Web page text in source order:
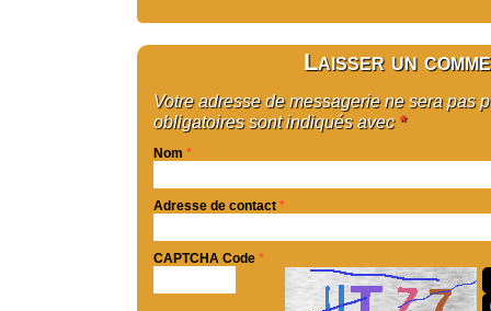
Laisser un
Votre adresse de messagerie ne sera pas
obligatoires sont indiqués avec *
Nom *
Adresse de contact *
CAPTCHA Code *